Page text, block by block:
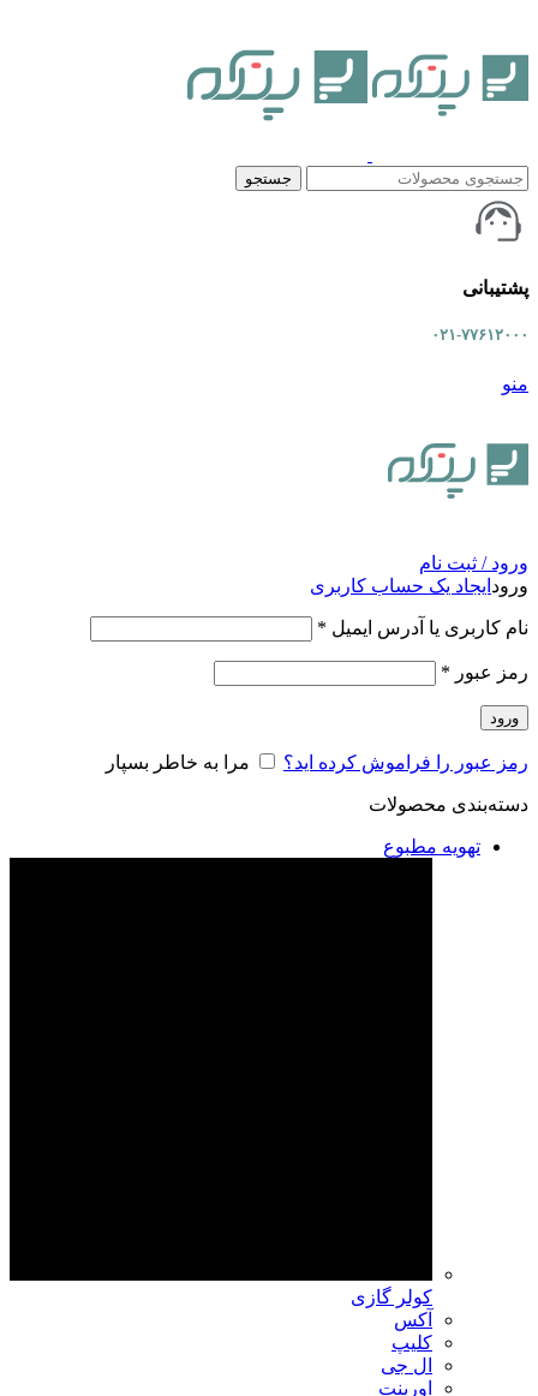
جستجو
پشتیبانی
۰۲۱-۷۷۶۱۲۰۰۰
منو
ورود / ثبت نام
ورود ایجاد یک حساب کاربری
نام کاربری یا آدرس ایمیل *
رمز عبور *
ورود
رمز عبور را فراموش کرده اید؟ مرا به خاطر بسپار
دسته‌بندی محصولات
تهویه مطبوع
کولر گازی
آکس
کلیپ
ال جی
اورینت